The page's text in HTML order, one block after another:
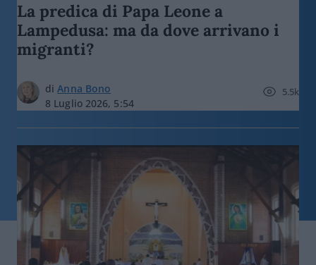
La predica di Papa Leone a
Lampedusa: ma da dove arrivano i
migranti?
diAnna Bono
8 Luglio 2026, 5:54
5.5k